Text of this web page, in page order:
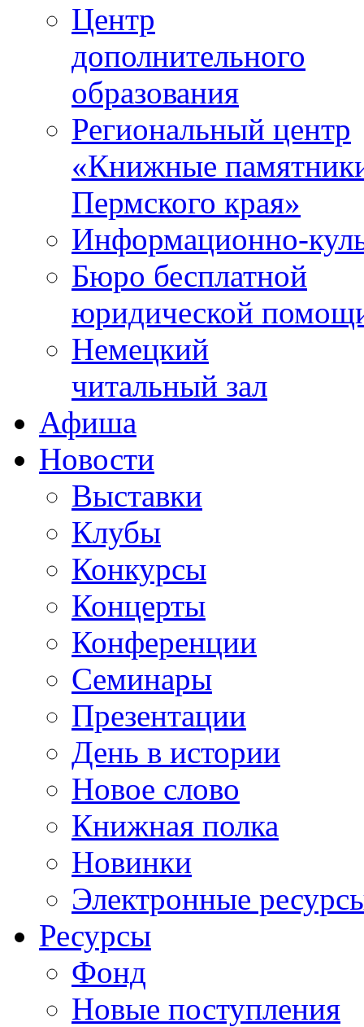
Центр
дополнительного
образования
Региональный центр
«Книжные
Пермского края»
Информационно-
Бюро бесплатной
юридической
Немецкий
читальный зал
Афиша
Новости
Выставки
Клубы
Конкурсы
Концерты
Конференции
Семинары
Презентации
День в истории
Новое слово
Книжная полка
Новинки
Электронные
Ресурсы
Фонд
Новые поступления